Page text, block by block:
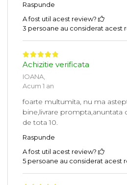
Raspunde
A fost util acest review?
3 persoane au considerat acest
Achizitie verificata
IOANA,
Acum 1 an
foarte multumita, nu ma
bine,livrare prompta,anuntata
de tota 10.
Raspunde
A fost util acest review?
5 persoane au considerat acest